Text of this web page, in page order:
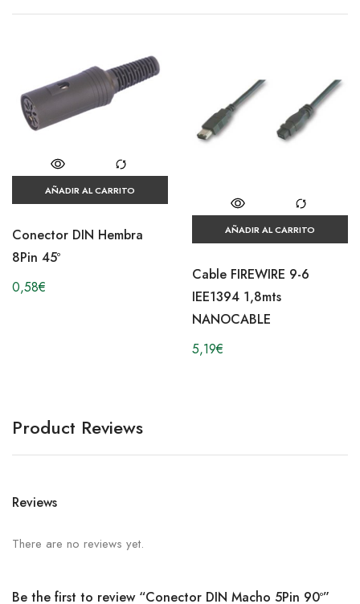
AÑADIR AL CARRITO
Conector DIN Hembra
8Pin 45º
0,58€
AÑADIR AL CARRITO
Cable FIREWIRE 9-6
IEE1394 1,8mts
NANOCABLE
5,19€
Product Reviews
Reviews
There are no reviews yet.
Be the first to review “Conector DIN Macho 5Pin 90º”